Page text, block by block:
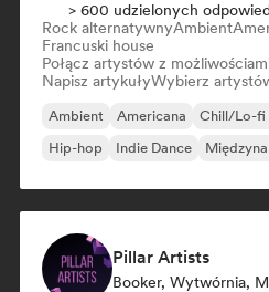
> 600 udzielonych
Rock alternatywnyAmbient
Francuski house
Połącz artystów z
Napisz artykułyWybierz
Ambient Americana Chill/Lo-fi
Hip-hop
Indie Dance
Pillar Artists